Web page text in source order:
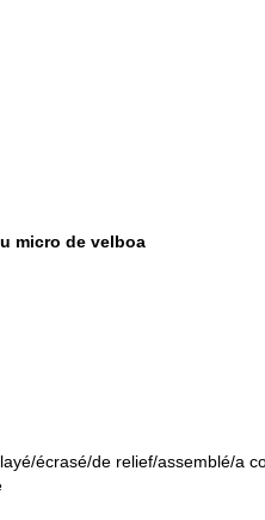
micro de velboa
/écrasé/de relief/assemblé/a